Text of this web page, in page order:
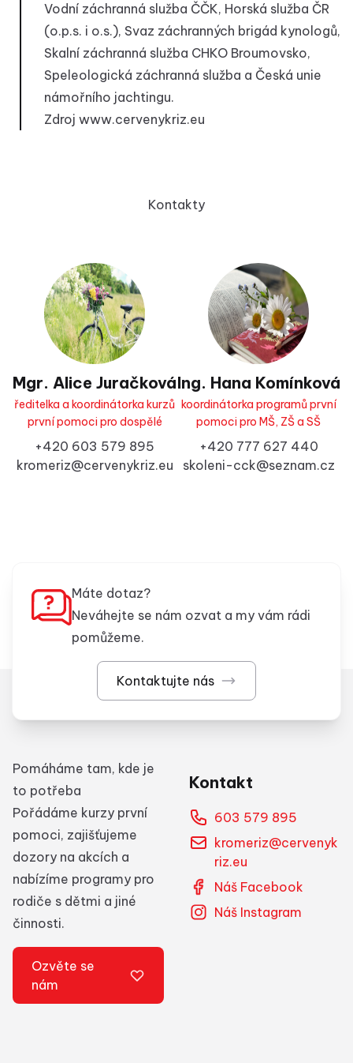
Vodní záchranná služba ČČK, Horská služba ČR
(o.p.s. i o.s.), Svaz záchranných brigád kynologů,
Skalní záchranná služba CHKO Broumovsko,
Speleologická záchranná služba a Česká unie
námořního jachtingu.
Zdroj www.cervenykriz.eu
Kontakty
Mgr. Alice Juračková
ředitelka a koordinátorka kurzů
první pomoci pro dospělé
+420 603 579 895
kromeriz@cervenykriz.eu
Ing. Hana Komínková
koordinátorka programů první
pomoci pro MŠ, ZŠ a SŠ
+420 777 627 440
skoleni-cck@seznam.cz
Máte dotaz?
Neváhejte se nám ozvat a my vám rádi
pomůžeme.
Kontaktujte nás
Pomáháme tam, kde je
to potřeba
Pořádáme kurzy první
pomoci, zajišťujeme
dozory na akcích a
nabízíme programy pro
rodiče s dětmi a jiné
činnosti.
Ozvěte se
nám
Kontakt
603 579 895
kromeriz@cervenyk
riz.eu
Náš Facebook
Náš Instagram